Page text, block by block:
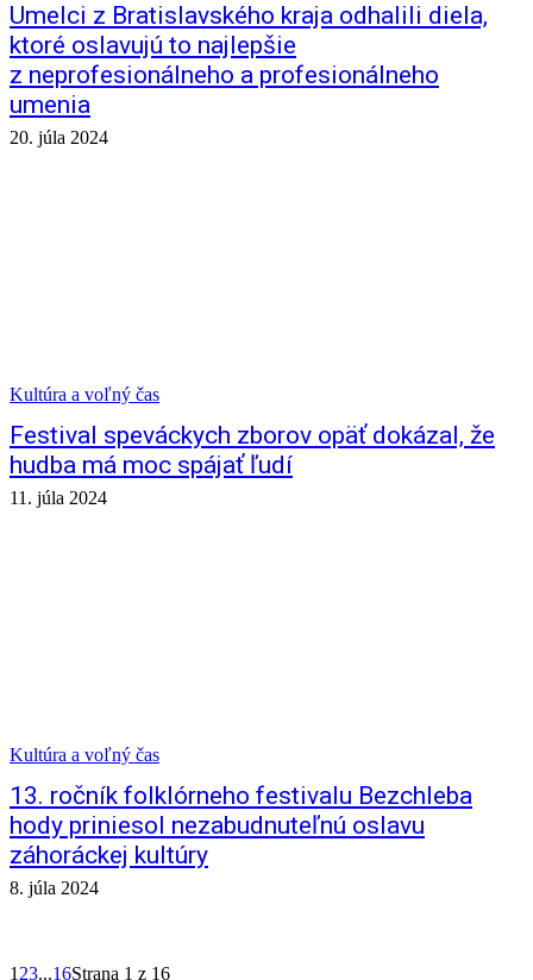
Umelci z Bratislavského kraja odhalili diela,
ktoré oslavujú to najlepšie
z neprofesionálneho a profesionálneho
umenia
20. júla 2024
Kultúra a voľný čas
Festival speváckych zborov opäť dokázal, že
hudba má moc spájať ľudí
11. júla 2024
Kultúra a voľný čas
13. ročník folklórneho festivalu Bezchleba
hody priniesol nezabudnuteľnú oslavu
záhoráckej kultúry
8. júla 2024
1 23...16Strana 1 z 16